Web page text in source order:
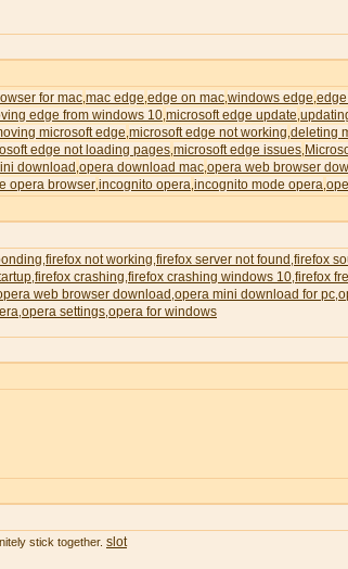
for mac mac edge edge on mac windows edge
edge from windows 10 microsoft edge update
microsoft edge microsoft edge not working deleting
edge not loading pages microsoft edge issues
download opera download mac opera web browser
opera browser incognito opera incognito mode opera
firefox not working firefox server not found firefox
firefox crashing firefox crashing windows 10 firefox
web browser download opera mini download for pc
opera settings opera for windows
stick together. slot